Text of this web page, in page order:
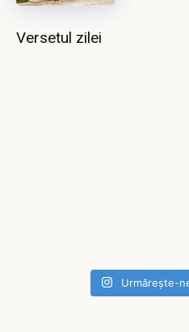
Versetul zilei
Urmărește-